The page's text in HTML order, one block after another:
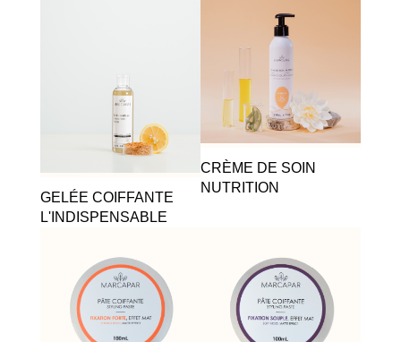
GELÉE COIFFANTE
L'INDISPENSABLE
CRÈME DE SOIN
NUTRITION